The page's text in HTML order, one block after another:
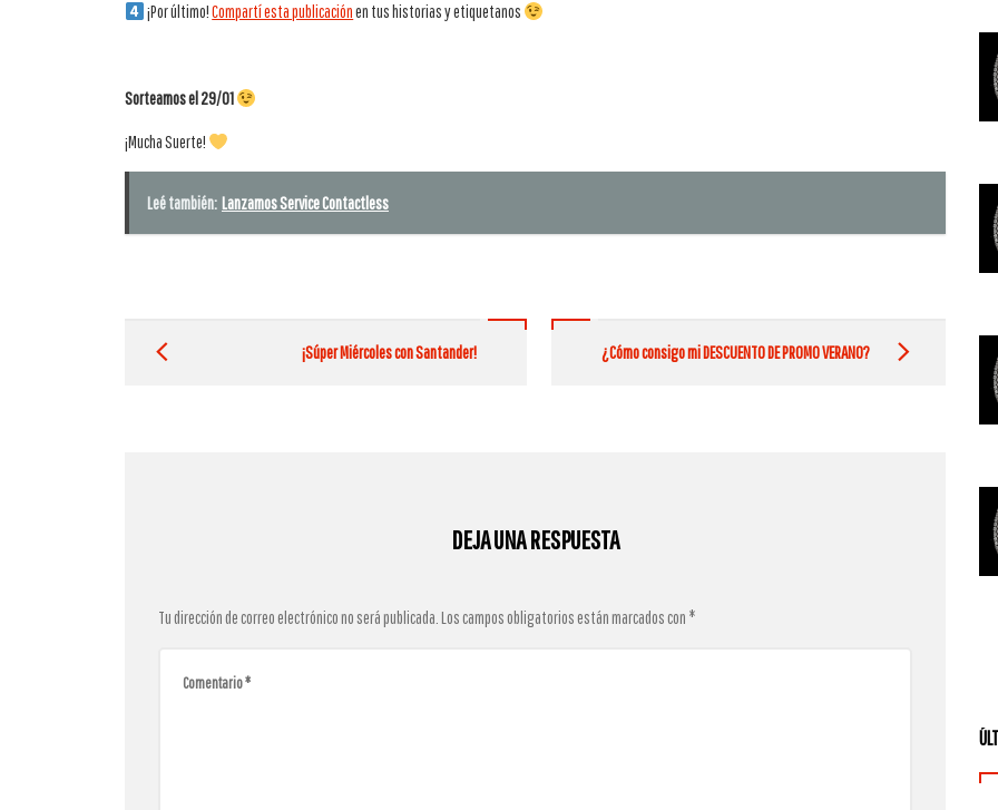
¡Por último!Compartí esta publicaciónen tus historias y etiquetanos
Sorteamos el 29/01
¡Mucha Suerte!
Leé también: Lanzamos Service Contactless
navigation
¡Súper Miércoles con Santander! ¿Cómo consigo mi DESCUENTO DE PROMO VERANO?
DEJA UNA RESPUESTA
Tu dirección de correo electrónico no será publicada. Los campos obligatorios están marcados con *